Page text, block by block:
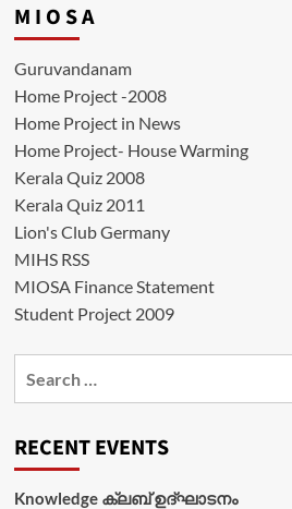
M I O S A
Guruvandanam
Home Project -2008
Home Project in News
Home Project- House Warming
Kerala Quiz 2008
Kerala Quiz 2011
Lion's Club Germany
MIHS RSS
MIOSA Finance Statement
Student Project 2009
RECENT EVENTS
Knowledge ക്ലബ് ഉദ്‌ഘാടനം